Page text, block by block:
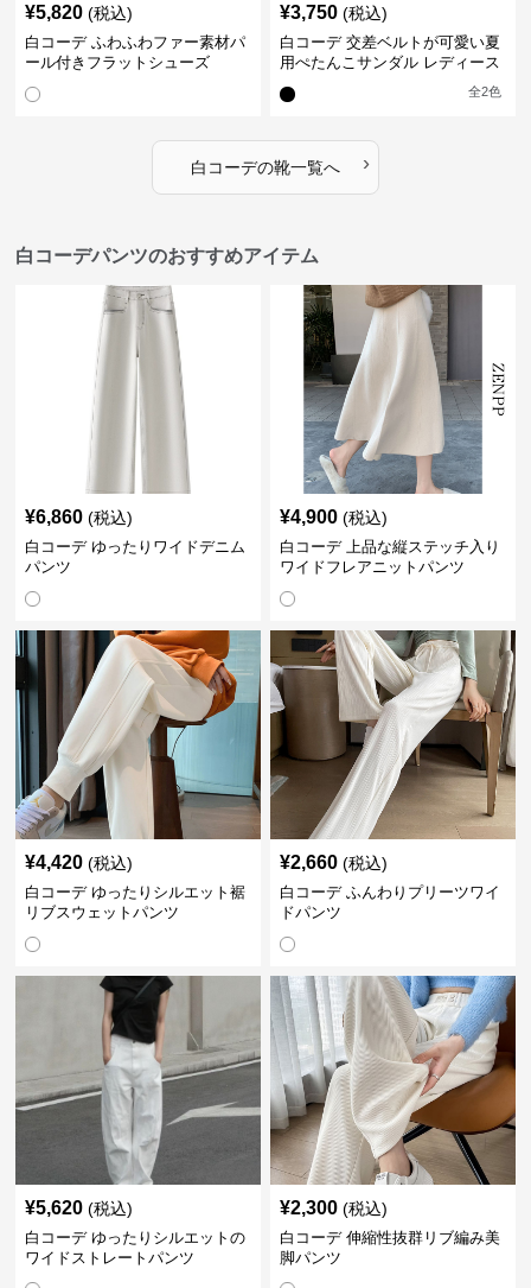
¥5,820 (税込)
白コーデ ふわふわファー素材パ
ール付きフラットシューズ
¥3,750 (税込)
白コーデ 交差ベルトが可愛い夏
用ぺたんこサンダル レディース
全2色
白コーデの靴一覧へ ›
白コーデパンツのおすすめアイテム
¥6,860 (税込)
白コーデ ゆったりワイドデニム
パンツ
¥4,900 (税込)
白コーデ 上品な縦ステッチ入り
ワイドフレアニットパンツ
¥4,420 (税込)
白コーデ ゆったりシルエット裾
リブスウェットパンツ
¥2,660 (税込)
白コーデ ふんわりプリーツワイ
ドパンツ
¥5,620 (税込)
白コーデ ゆったりシルエットの
ワイドストレートパンツ
¥2,300 (税込)
白コーデ 伸縮性抜群リブ編み美
脚パンツ